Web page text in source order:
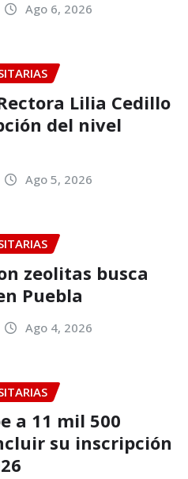
Ago 6, 2026
Lilia Cedillo
del nivel
Ago 5, 2026
zeolitas busca
Puebla
Ago 4, 2026
a 11 mil 500
su inscripción